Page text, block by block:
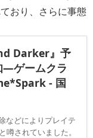
おり、さらに事態
Darker』予
―ゲームクラ
- 国
などによりプレイテ
噂されていました。